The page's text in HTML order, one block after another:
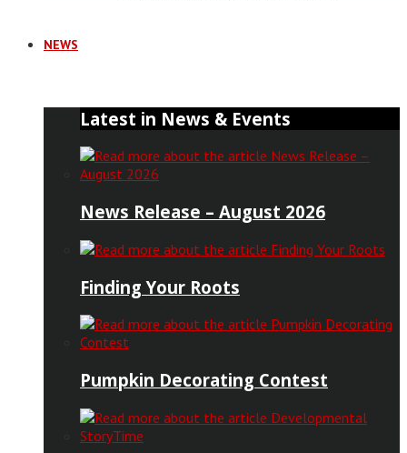
NEWS
Latest in News & Events
News Release – August 2026
Finding Your Roots
Pumpkin Decorating Contest